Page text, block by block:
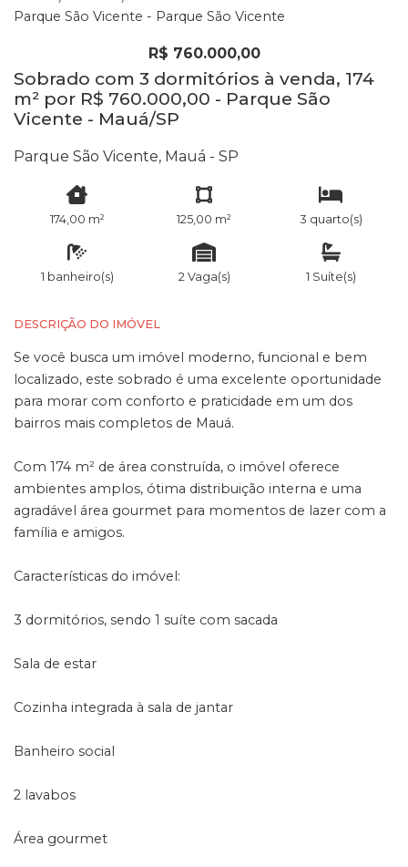
Parque São Vicente - Parque São Vicente
R$ 760.000,00
Sobrado com 3 dormitórios à venda, 174
m² por R$ 760.000,00 - Parque São
Vicente - Mauá/SP
Parque São Vicente, Mauá - SP
174,00 m² 125,00 m² 3 quarto(s)
1 banheiro(s) 2 Vaga(s) 1 Suíte(s)
DESCRIÇÃO DO IMÓVEL
Se você busca um imóvel moderno, funcional e bem
localizado, este sobrado é uma excelente oportunidade
para morar com conforto e praticidade em um dos
bairros mais completos de Mauá.
Com 174 m² de área construída, o imóvel oferece
ambientes amplos, ótima distribuição interna e uma
agradável área gourmet para momentos de lazer com a
família e amigos.
Características do imóvel:
3 dormitórios, sendo 1 suíte com sacada
Sala de estar
Cozinha integrada à sala de jantar
Banheiro social
2 lavabos
Área gourmet